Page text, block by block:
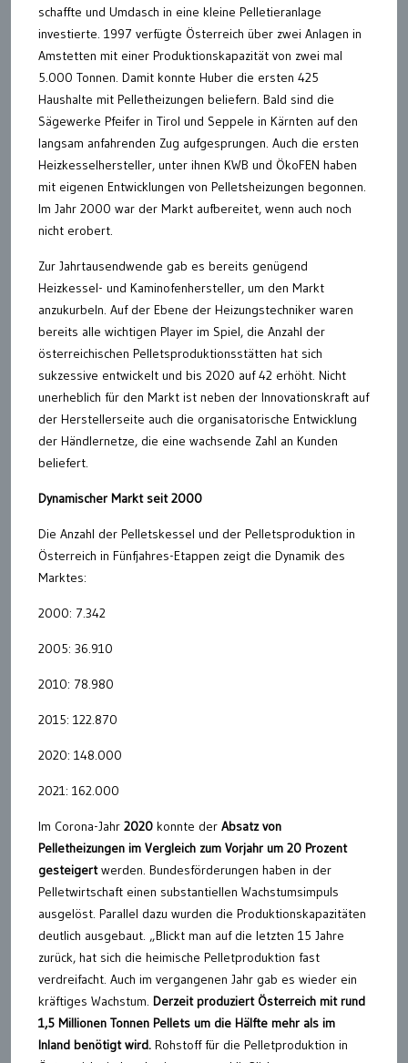
schaffte und Umdasch in eine kleine Pelletieranlage
investierte. 1997 verfügte Österreich über zwei Anlagen in
Amstetten mit einer Produktionskapazität von zwei mal
5.000 Tonnen. Damit konnte Huber die ersten 425
Haushalte mit Pelletheizungen beliefern. Bald sind die
Sägewerke Pfeifer in Tirol und Seppele in Kärnten auf den
langsam anfahrenden Zug aufgesprungen. Auch die ersten
Heizkesselhersteller, unter ihnen KWB und ÖkoFEN haben
mit eigenen Entwicklungen von Pelletsheizungen begonnen.
Im Jahr 2000 war der Markt aufbereitet, wenn auch noch
nicht erobert.
Zur Jahrtausendwende gab es bereits genügend
Heizkessel- und Kaminofenhersteller, um den Markt
anzukurbeln. Auf der Ebene der Heizungstechniker waren
bereits alle wichtigen Player im Spiel, die Anzahl der
österreichischen Pelletsproduktionsstätten hat sich
sukzessive entwickelt und bis 2020 auf 42 erhöht. Nicht
unerheblich für den Markt ist neben der Innovationskraft auf
der Herstellerseite auch die organisatorische Entwicklung
der Händlernetze, die eine wachsende Zahl an Kunden
beliefert.
Dynamischer Markt seit 2000
Die Anzahl der Pelletskessel und der Pelletsproduktion in
Österreich in Fünfjahres-Etappen zeigt die Dynamik des
Marktes:
2000: 7.342
2005: 36.910
2010: 78.980
2015: 122.870
2020: 148.000
2021: 162.000
Im Corona-Jahr 2020 konnte der Absatz von
Pelletheizungen im Vergleich zum Vorjahr um 20 Prozent
gesteigertwerden. Bundesförderungen haben in der
Pelletwirtschaft einen substantiellen Wachstumsimpuls
ausgelöst. Parallel dazu wurden die Produktionskapazitäten
deutlich ausgebaut. „Blickt man auf die letzten 15 Jahre
zurück, hat sich die heimische Pelletproduktion fast
verdreifacht. Auch im vergangenen Jahr gab es wieder ein
kräftiges Wachstum. Derzeit produziert Österreich mit rund
1,5 Millionen Tonnen Pellets um die Hälfte mehr als im
Inland benötigt wird. Rohstoff für die Pelletproduktion in